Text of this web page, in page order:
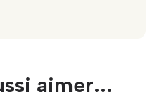
aimer...